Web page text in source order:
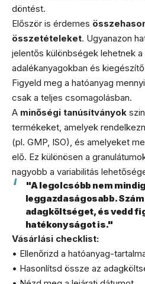
döntést.
Először is érdemes
összetételeket. Ugyanazon
jelentős különbségek lehetnek a
adalékanyagokban és
Figyeld meg a hatóanyag
csak a teljes csomagolásban.
A minőségi tanúsítványok
termékeket, amelyek
(pl. GMP, ISO), és amelyeket
elő. Ez különösen a
nagyobb a variabilitás
"A legolcsóbb nem
leggazdaságosabb.
adagköltséget, és vedd
hatékonyságot is."
Vásárlási checklist:
• Ellenőrizd a hatóanyag-
• Hasonlítsd össze az